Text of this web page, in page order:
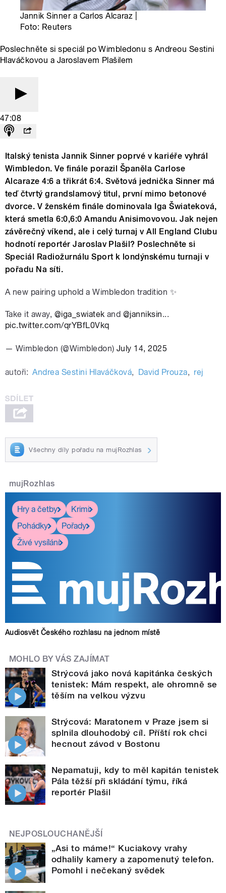
Jannik Sinner a Carlos Alcaraz |
Foto: Reuters
Poslechněte si speciál po Wimbledonu s Andreou Sestini
Hlaváčkovou a Jaroslavem Plašilem
47:08
Italský tenista Jannik Sinner poprvé v kariéře vyhrál
Wimbledon. Ve finále porazil Španěla Carlose
Alcaraze 4:6 a třikrát 6:4. Světová jednička Sinner má
teď čtvrtý grandslamový titul, první mimo betonové
dvorce. V ženském finále dominovala Iga Šwiateková,
která smetla 6:0,6:0 Amandu Anisimovovou. Jak nejen
závěrečný víkend, ale i celý turnaj v All England Clubu
hodnotí reportér Jaroslav Plašil? Poslechněte si
Speciál Radiožurnálu Sport k londýnskému turnaji v
pořadu Na síti.
A new pairing uphold a Wimbledon tradition ✨
Take it away, @iga_swiatek and @janniksin...
pic.twitter.com/qrYBfL0Vkq
— Wimbledon (@Wimbledon) July 14, 2025
autoři: Andrea Sestini Hlaváčková, David Prouza, rej
Všechny díly pořadu na mujRozhlas
mujRozhlas
Hry a četby
Krimi
Pohádky
Pořady
Živé vysílání
Audiosvět Českého rozhlasu na jednom místě
MOHLO BY VÁS ZAJÍMAT
Strýcová jako nová kapitánka českých
tenistek: Mám respekt, ale ohromně se
těším na velkou výzvu
Strýcová: Maratonem v Praze jsem si
splnila dlouhodobý cíl. Příští rok chci
hecnout závod v Bostonu
Nepamatuji, kdy to měl kapitán tenistek
Pála těžší při skládání týmu, říká
reportér Plašil
NEJPOSLOUCHANĚJŠÍ
„Asi to máme!“ Kuciakovy vrahy
odhalily kamery a zapomenutý telefon.
Pomohl i nečekaný svědek